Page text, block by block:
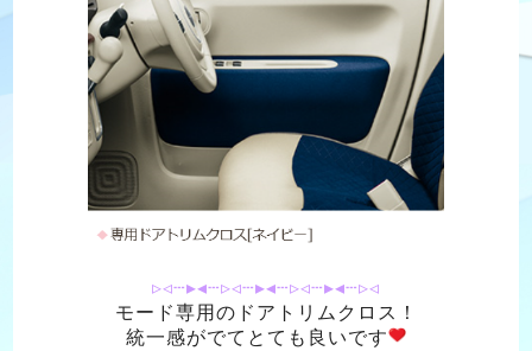
▹◃┄▸◂┄▹◃┄▸◂┄▹◃┄▸◂┄▹◃
モード専用のドアトリムクロス！
統一感がでてとても良いです